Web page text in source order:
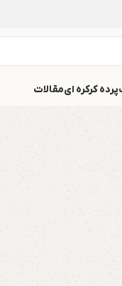
پرده کرکره ایمقالات